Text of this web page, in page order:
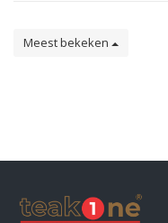
Meest bekeken